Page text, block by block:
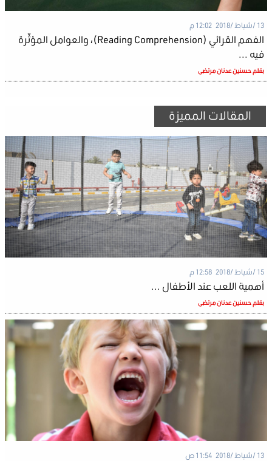
13 /شباط /2018 12:02 م
الفهم القرائي (Reading Comprehension)، والعوامل المؤثّرة
فيه ...
بقلم حسنين عدنان مرتضى
المقالات المميزة
15 /شباط /2018 12:58 م
أهمية اللعب عند الأطفال ...
بقلم حسنين عدنان مرتضى
13 /شباط /2018 11:54 ص